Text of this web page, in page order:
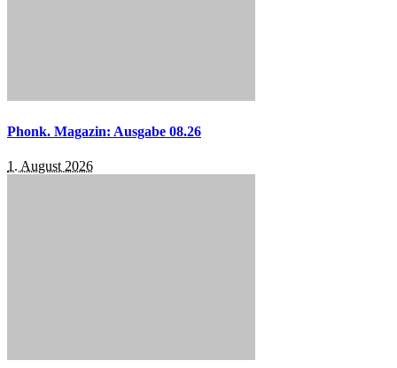
Phonk. Magazin: Ausgabe 08.26
1. August 2026